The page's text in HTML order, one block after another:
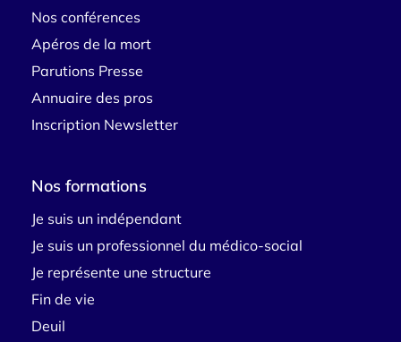
Nos conférences
Apéros de la mort
Parutions Presse
Annuaire des pros
Inscription Newsletter
Nos formations
Je suis un indépendant
Je suis un professionnel du médico-social
Je représente une structure
Fin de vie
Deuil